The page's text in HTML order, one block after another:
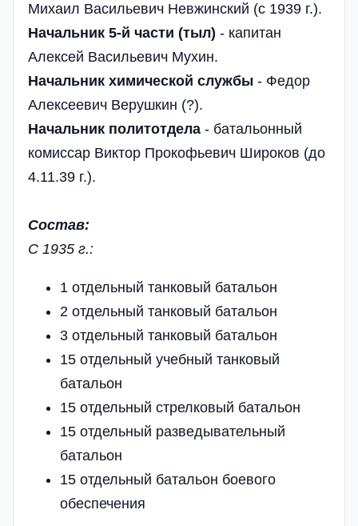
Михаил Васильевич Невжинский (с 1939 г.).
Начальник 5-й части (тыл) - капитан
Алексей Васильевич Мухин.
Начальник химической службы - Федор
Алексеевич Верушкин (?).
Начальник политотдела - батальонный
комиссар Виктор Прокофьевич Широков (до
4.11.39 г.).
Состав:
С 1935 г.:
1 отдельный танковый батальон
2 отдельный танковый батальон
3 отдельный танковый батальон
15 отдельный учебный танковый
батальон
15 отдельный стрелковый батальон
15 отдельный разведывательный
батальон
15 отдельный батальон боевого
обеспечения